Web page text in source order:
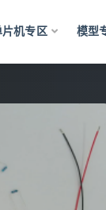
片机专区 模型